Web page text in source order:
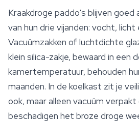
Kraakdroge paddo's blijven goed
van hun drie vijanden: vocht, licht
Vacuümzakken of luchtdichte
klein silica-zakje, bewaard in een
kamertemperatuur, behouden
maanden. In de koelkast zit je
ook, maar alleen vacuüm verpakt
beschadigen het broze droge